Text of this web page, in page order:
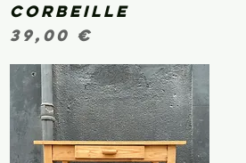
corbeille
Prix
39,00 €